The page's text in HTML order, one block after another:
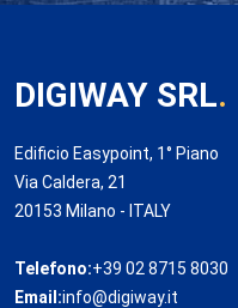
DIGIWAY SRL.
Edificio Easypoint, 1° Piano
Via Caldera, 21
20153 Milano - ITALY
Telefono:+39 02 8715 8030
Email:info@digiway.it